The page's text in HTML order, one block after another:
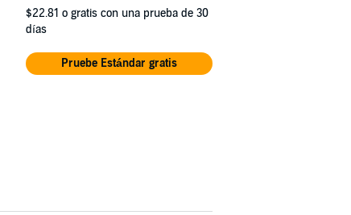
$22.81 o gratis con una prueba de 30
días
Pruebe Estándar gratis